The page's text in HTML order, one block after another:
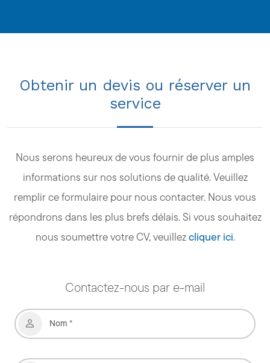
Obtenir un devis ou réserver un
service
Nous serons heureux de vous fournir de plus amples
informations sur nos solutions de qualité. Veuillez
remplir ce formulaire pour nous contacter. Nous vous
répondrons dans les plus brefs délais. Si vous souhaitez
nous soumettre votre CV, veuillezcliquer ici.
Contactez-nous par e-mail